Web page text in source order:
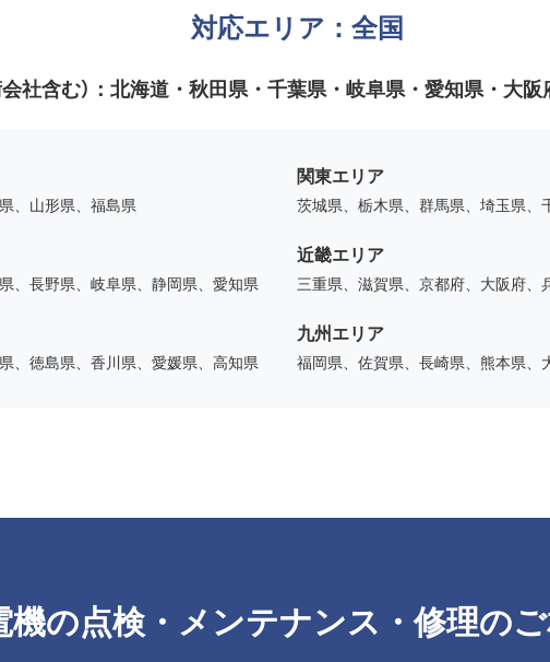
対応エリア：全国
社含む）： 北海道・秋田県・千葉県・岐阜県・愛知県・大
、山形県、福島県
関東エリア
茨城県、栃木県、群馬県、埼玉県、
、長野県、岐阜県、静岡県、愛知県
近畿エリア
三重県、滋賀県、京都府、大阪府、
、徳島県、香川県、愛媛県、高知県
九州エリア
福岡県、佐賀県、長崎県、熊本県、
機の点検・メンテナンス・修理の